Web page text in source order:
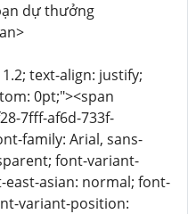
dự thưởng
text-align: justify;
0pt;"><span
7fff-af6d-733f-
family: Arial, sans-
font-variant-
asian: normal; font-
variant-position: